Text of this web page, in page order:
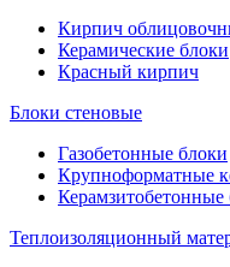
Кирпич
Керамические блоки
Красный кирпич
Блоки стеновые
Газобетонные блоки
Крупноформатные
Керамзитобетонные
Теплоизоляционный